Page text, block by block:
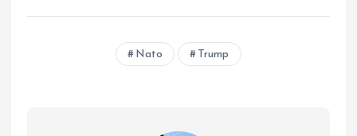
Nato Trump